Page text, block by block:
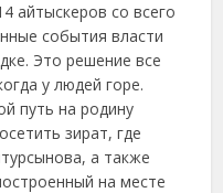
айтыскеров со всего
события власти
Это решение все
у людей горе.
путь на родину
зират, где
а также
на месте